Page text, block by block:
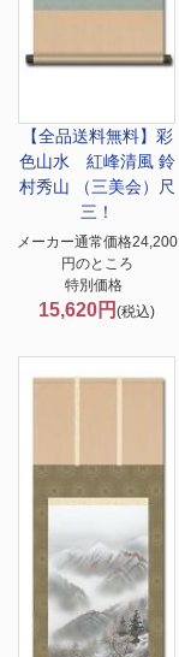
【全品送料無料】 彩
色山水 紅峰清風 鈴
村秀山 （三美会）尺
三！
メーカー通常価格24,200
円のところ
特別価格
15,620円(税込)